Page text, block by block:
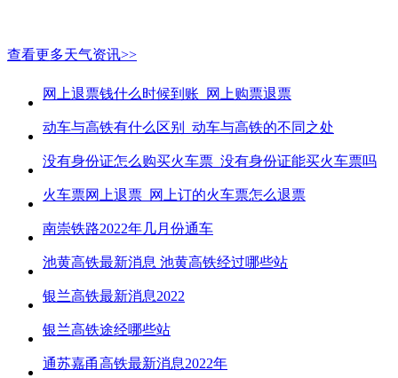
查看更多天气资讯>>
网上退票钱什么时候到账_网上购票退票
动车与高铁有什么区别_动车与高铁的不同之处
没有身份证怎么购买火车票_没有身份证能买火车票吗
火车票网上退票_网上订的火车票怎么退票
南崇铁路2022年几月份通车
池黄高铁最新消息 池黄高铁经过哪些站
银兰高铁最新消息2022
银兰高铁途经哪些站
通苏嘉甬高铁最新消息2022年